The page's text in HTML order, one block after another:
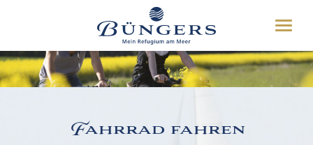
Toggle
UMGEBUNG
WEITERES
BUCHEN
DEUTSCH ENGLISH
Fahrrad fahren